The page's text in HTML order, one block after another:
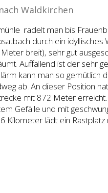
Waldkirchen
radelt man bis
durch ein idyllisches
breit), sehr gut
Auffallend ist der sehr
kann man so gemütlich
ab. An dieser Position
mit 872 Meter
Gefälle und mit
Kilometer lädt ein